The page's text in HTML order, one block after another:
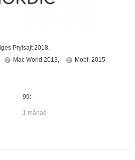
Prylsajt 2018,
Mac World 2013, Mobil 2015
99:-
1 månad